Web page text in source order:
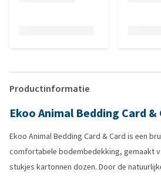
Productinformatie
Ekoo Animal Bedding Card &
Ekoo Animal Bedding Card & Card is een
comfortabele bodembedekking, gemaakt
stukjes kartonnen dozen. Door de